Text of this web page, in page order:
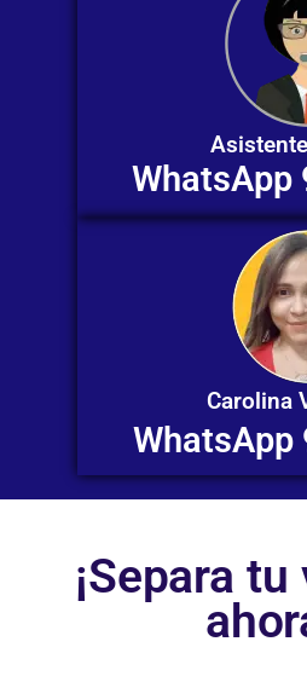
Carolina
¡Separa